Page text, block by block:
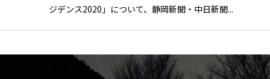
ジデンス2020」について、静岡新聞・中日新聞...